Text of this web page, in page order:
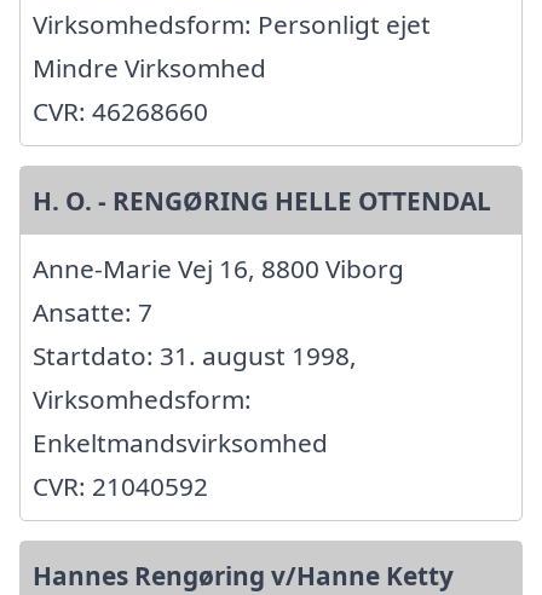
Virksomhedsform: Personligt ejet
Mindre Virksomhed
CVR: 46268660
H. O. - RENGØRING HELLE OTTENDAL
Anne-Marie Vej 16, 8800 Viborg
Ansatte: 7
Startdato: 31. august 1998,
Virksomhedsform:
Enkeltmandsvirksomhed
CVR: 21040592
Hannes Rengøring v/Hanne Ketty